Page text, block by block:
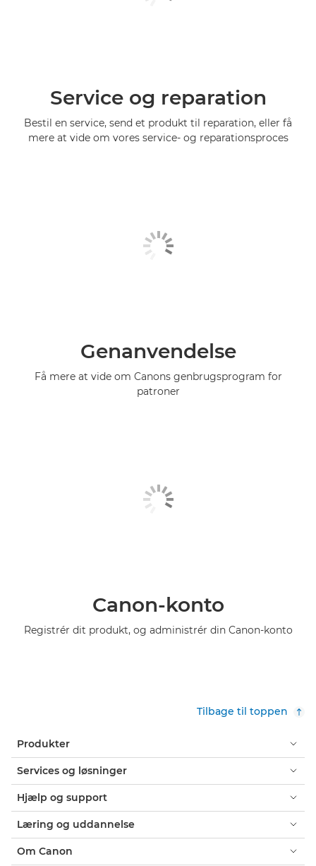
Service og reparation
Bestil en service, send et produkt til reparation, eller få
mere at vide om vores service- og reparationsproces
Genanvendelse
Få mere at vide om Canons genbrugsprogram for
patroner
Canon-konto
Registrér dit produkt, og administrér din Canon-konto
Tilbage til toppen
Produkter
Services og løsninger
Hjælp og support
Læring og uddannelse
Om Canon